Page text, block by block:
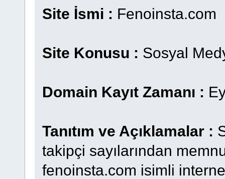
Site İsmi : Fenoinsta.com
Site Konusu : Sosyal
Domain Kayıt Zamanı :
Tanıtım ve Açıklamalar :
takipçi sayılarından
fenoinsta.com isimli